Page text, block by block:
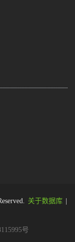
关于数据库
号